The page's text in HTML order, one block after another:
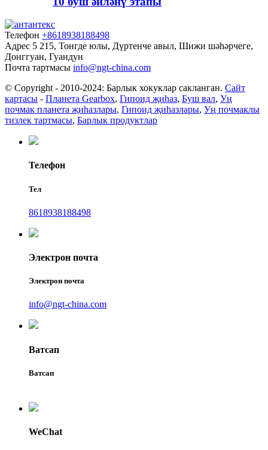
Телефон +8618938188498
Адрес 5 215, Тонгде юлы, Дүртенче авыл, Шижи шәһәрчеге,
Донггуан, Гуандун
Почта тартмасы info@ngt-china.com
© Copyright - 2010-2024: Барлык хокуклар сакланган. Сайт
картасы - Планета Gearbox, Гипоид җиһаз, Буш вал, Уң
почмак планета җиһазлары, Гипоид җиһазлары, Уң почмаклы
тизлек тартмасы, Барлык продуктлар
Телефон
Тел
8618938188498
Электрон почта
Электрон почта
info@ngt-china.com
Ватсап
Ватсап
WeChat